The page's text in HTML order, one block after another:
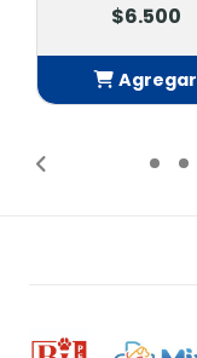
$6.500
Agregar